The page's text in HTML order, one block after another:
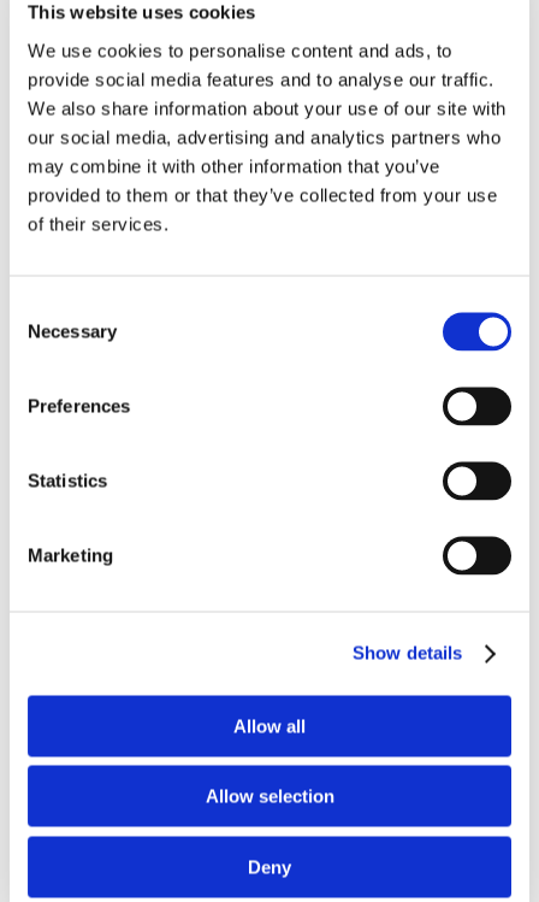
This website uses cookies
We use cookies to personalise content and ads, to
provide social media features and to analyse our traffic.
We also share information about your use of our site with
our social media, advertising and analytics partners who
may combine it with other information that you’ve
provided to them or that they’ve collected from your use
of their services.
Selection
Necessary
Preferences
Statistics
Marketing
Show details
Allow all
Allow selection
Deny
vigilanza necessario al fine di evitare che tra
dipendenti si instaurino delle relazioni
personali lesive del diritto alla fedeltà
coniugale.
Riconoscere un tale dovere di vigilanza,
l’ingerenza
del datore di lavoro nelle scelte di vita
personale dei dipendenti” “integrerebbe di per
sé la violazione di altri diritti costituzionale
lavoro
Sulla base di tali motivi la Suprema Corte
danni alla persona – in quanto danni
conseguenza cfr. Cass n. 4470/2018 e
18853/2011) ha rigettato il ricorso.
Dott.ssa Caterina Marino